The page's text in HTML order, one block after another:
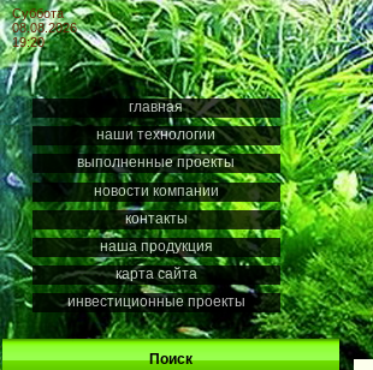
Суббота
08.08.2026
19:20
главная
наши технологии
выполненные проекты
новости компании
контакты
наша продукция
карта сайта
инвестиционные проекты
Поиск